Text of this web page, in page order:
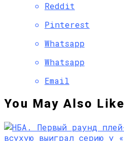
Reddit
Pinterest
Whatsapp
Whatsapp
Email
You May Also Like